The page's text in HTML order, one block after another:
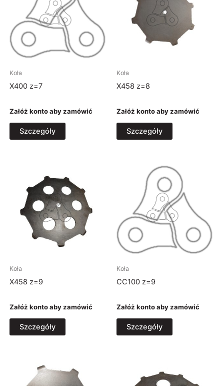
Zajęcza 4H
57-300 Kłodzko, Polska
administrator@fhuozdowski.pl
Koła
X400 z=7
Załóż konto aby zamówić
Szczegóły
Koła
X458 z=8
Załóż konto aby zamówić
Szczegóły
Koła
X458 z=9
Załóż konto aby zamówić
Szczegóły
Koła
CC100 z=9
Załóż konto aby zamówić
Szczegóły